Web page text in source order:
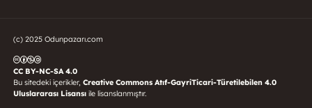
(c) 2025 Odunpazarı.com
CC BY-NC-SA 4.0
Bu sitedeki içerikler, Creative Commons Atıf-GayriTicari-Türetilebilen 4.0
Uluslararası Lisansı ile lisanslanmıştır.